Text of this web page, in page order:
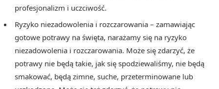
profesjonalizm i uczciwość.
Ryzyko niezadowolenia i rozczarowania – zamawiając
gotowe potrawy na święta, narażamy się na ryzyko
niezadowolenia i rozczarowania. Może się zdarzyć, że
potrawy nie będą takie, jak się spodziewaliśmy, nie będą
smakować, będą zimne, suche, przeterminowane lub